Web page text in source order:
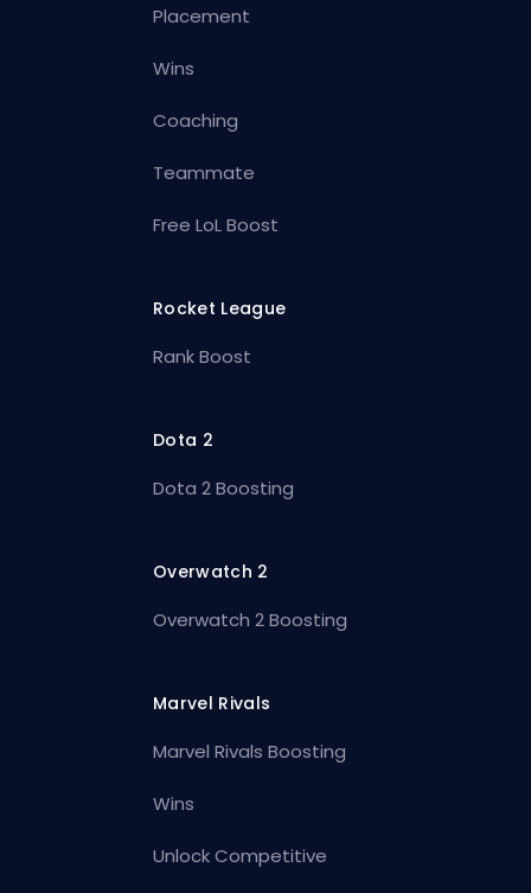
Placement
Wins
Coaching
Teammate
Free LoL Boost
Rocket League
Rank Boost
Dota 2
Dota 2 Boosting
Overwatch 2
Overwatch 2 Boosting
Marvel Rivals
Marvel Rivals Boosting
Wins
Unlock Competitive